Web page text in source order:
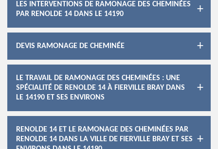
LES INTERVENTIONS DE RAMONAGE DES CHEMINÉES
PAR RENOLDE 14 DANS LE 14190
DEVIS RAMONAGE DE CHEMINÉE
LE TRAVAIL DE RAMONAGE DES CHEMINÉES : UNE
SPÉCIALITÉ DE RENOLDE 14 À FIERVILLE BRAY DANS
LE 14190 ET SES ENVIRONS
RENOLDE 14 ET LE RAMONAGE DES CHEMINÉES PAR
RENOLDE 14 DANS LA VILLE DE FIERVILLE BRAY ET SES